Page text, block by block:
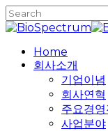
Skip
to
content
Close
Home
회사소개
기업이념
회사연혁
주요경영
사업분야